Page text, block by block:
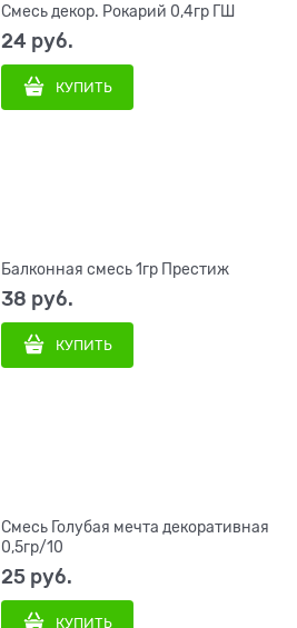
Смесь декор. Рокарий 0,4гр ГШ
24 руб.
КУПИТЬ
Балконная смесь 1гр Престиж
38 руб.
КУПИТЬ
Смесь Голубая мечта декоративная
0,5гр/10
25 руб.
КУПИТЬ